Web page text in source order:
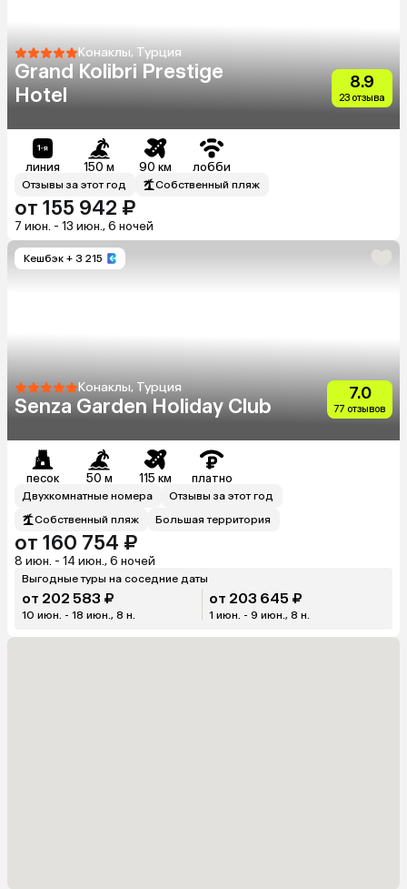
Конаклы, Турция
Grand Kolibri Prestige
Hotel
8.9
23 отзыва
линия 150 м 90 км лобби
Отзывы за этот год Собственный пляж
от 155 942 ₽
7 июн. - 13 июн., 6 ночей
Кешбэк + 3 215
Конаклы, Турция
Senza Garden Holiday Club
7.0
77 отзывов
песок 50 м 115 км платно
Двухкомнатные номера
Отзывы за этот год
Собственный пляж
Большая территория
от 160 754 ₽
8 июн. - 14 июн., 6 ночей
Выгодные туры на соседние даты
от 202 583 ₽
10 июн. - 18 июн., 8 н.
от 203 645 ₽
1 июн. - 9 июн., 8 н.